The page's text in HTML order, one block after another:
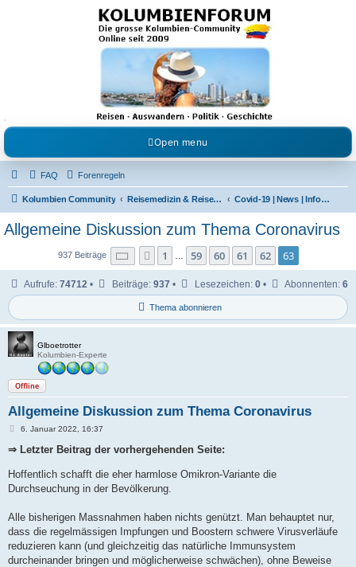
Kolumbienforum - Das
grosse Forum der
Freunde Kolumbiens
Reisen, Auswandern, Kultur, Politik, Geschichte und Visum in Kolumbien und Venezuela.
Austausch, Erfahrungen und Gemeinschaft im Kolumbienforum
Open menu
FAQ Forenregeln
Kolumbien Community Reisemedizin & Reisehinweise Covid-19 | News | Information | Fragen
Allgemeine Diskussion zum Thema Coronavirus
937 Beiträge Seite 63 von63
Vorherige
1 … 59 60 61 62 63
Thema abonnieren
Aufrufe: 74712 • Beiträge: 937 • Lesezeichen: 0 • Abonnenten: 6
Glboetrotter
Kolumbien-Experte
Offline
Allgemeine Diskussion zum Thema Coronavirus
B
a
g
6. Januar 2022, 16:37
⇒ Letzter Beitrag der vorhergehenden Seite:
Hoffentlich schafft die eher harmlose Omikron-Variante die
Durchseuchung in der Bevölkerung.
Alle bisherigen Massnahmen haben nichts genützt. Man behauptet nur,
dass die regelmässigen Impfungen und Boostern schwere Virusverläufe
reduzieren kann (und gleichzeitig das natürliche Immunsystem
durcheinander bringen und möglicherweise schwächen), ohne Beweise